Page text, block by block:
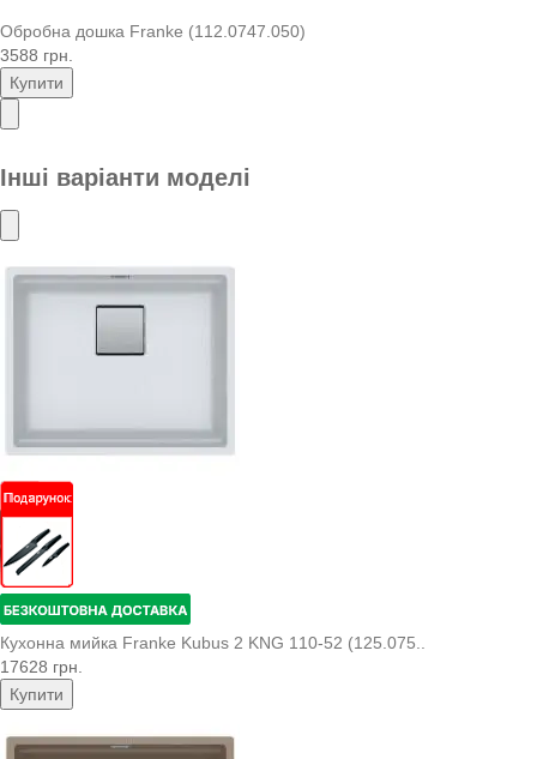
Обробна дошка Franke (112.0747.050)
3588 грн.
Купити
Інші варіанти моделі
Кухонна мийка Franke Kubus 2 KNG 110-52 (125.075..
17628 грн.
Купити